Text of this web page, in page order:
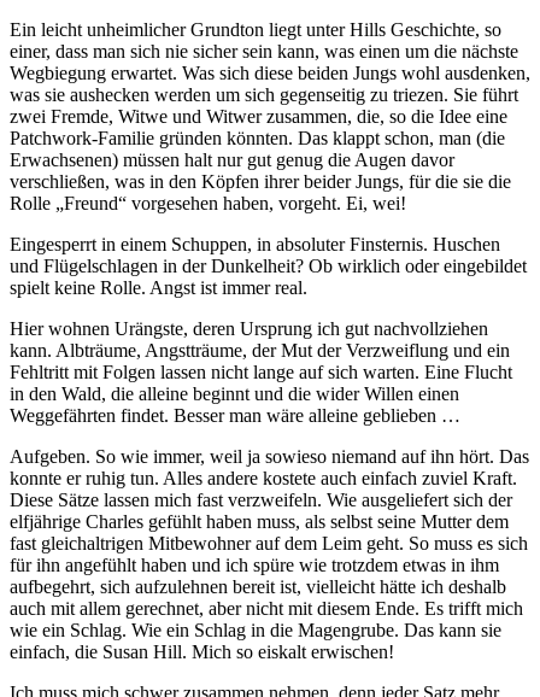
Ein leicht unheimlicher Grundton liegt unter Hills Geschichte, so
einer, dass man sich nie sicher sein kann, was einen um die nächste
Wegbiegung erwartet. Was sich diese beiden Jungs wohl ausdenken,
was sie aushecken werden um sich gegenseitig zu triezen. Sie führt
zwei Fremde, Witwe und Witwer zusammen, die, so die Idee eine
Patchwork-Familie gründen könnten. Das klappt schon, man (die
Erwachsenen) müssen halt nur gut genug die Augen davor
verschließen, was in den Köpfen ihrer beider Jungs, für die sie die
Rolle „Freund“ vorgesehen haben, vorgeht. Ei, wei!
Eingesperrt in einem Schuppen, in absoluter Finsternis. Huschen
und Flügelschlagen in der Dunkelheit? Ob wirklich oder eingebildet
spielt keine Rolle. Angst ist immer real.
Hier wohnen Urängste, deren Ursprung ich gut nachvollziehen
kann. Albträume, Angstträume, der Mut der Verzweiflung und ein
Fehltritt mit Folgen lassen nicht lange auf sich warten. Eine Flucht
in den Wald, die alleine beginnt und die wider Willen einen
Weggefährten findet. Besser man wäre alleine geblieben …
Aufgeben. So wie immer, weil ja sowieso niemand auf ihn hört. Das
konnte er ruhig tun. Alles andere kostete auch einfach zuviel Kraft.
Diese Sätze lassen mich fast verzweifeln. Wie ausgeliefert sich der
elfjährige Charles gefühlt haben muss, als selbst seine Mutter dem
fast gleichaltrigen Mitbewohner auf dem Leim geht. So muss es sich
für ihn angefühlt haben und ich spüre wie trotzdem etwas in ihm
aufbegehrt, sich aufzulehnen bereit ist, vielleicht hätte ich deshalb
auch mit allem gerechnet, aber nicht mit diesem Ende. Es trifft mich
wie ein Schlag. Wie ein Schlag in die Magengrube. Das kann sie
einfach, die Susan Hill. Mich so eiskalt erwischen!
Ich muss mich schwer zusammen nehmen, denn jeder Satz mehr